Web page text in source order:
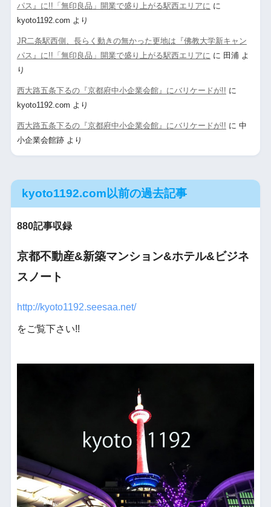
パス』に!!「無印良品」開業で盛り上がる駅西エリアに に
kyoto1192.com より
JR二条駅西側、長らく動きの無かった更地は『佛教大学新キャン
パス』に!!「無印良品」開業で盛り上がる駅西エリアに に 田浦よ
り
西大路五条下るの『京都府中小企業会館』にバリケードが!! に
kyoto1192.com より
西大路五条下るの『京都府中小企業会館』にバリケードが!! に 中
小企業会館跡より
kyoto1192.com以前の過去記事
880記事収録
京都不動産&新築マンション&ホテル&ビジネ
スノート
http://kyoto1192.seesaa.net/
をご覧下さい!!